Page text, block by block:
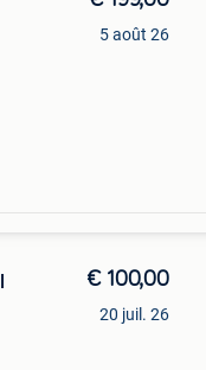
5 août 26
€ 100,00
20 juil. 26